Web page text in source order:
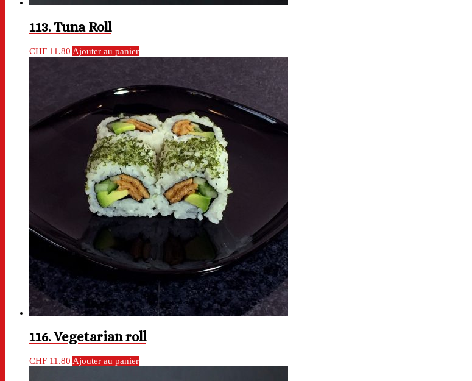
113. Tuna Roll
CHF 11.80 Ajouter au panier
116. Vegetarian roll
CHF 11.80 Ajouter au panier